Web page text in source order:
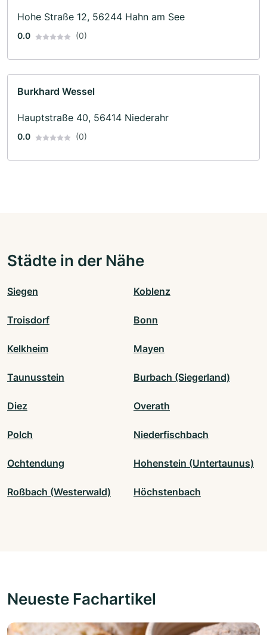
Hohe Straße 12, 56244 Hahn am See
0.0 (0)
Burkhard Wessel
Hauptstraße 40, 56414 Niederahr
0.0 (0)
Städte in der Nähe
Siegen Koblenz
Troisdorf Bonn
Kelkheim Mayen
Taunusstein Burbach (Siegerland)
Diez Overath
Polch Niederfischbach
Ochtendung Hohenstein (Untertaunus)
Roßbach (Westerwald) Höchstenbach
Neueste Fachartikel